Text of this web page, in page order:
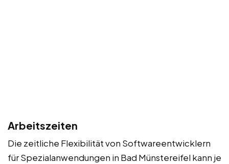
Arbeitszeiten
Die zeitliche Flexibilität von Softwareentwicklern
für Spezialanwendungen in Bad Münstereifel kann je